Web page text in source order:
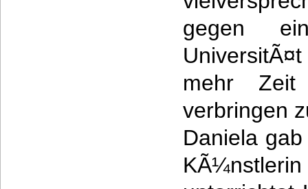
gegen
mehr
verbringen
Daniela